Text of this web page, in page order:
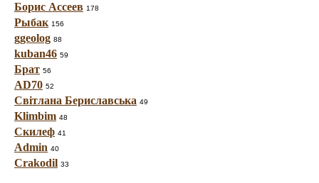
Борис Ассеев 178
Рыбак 156
ggeolog 88
kuban46 59
Брат 56
AD70 52
Світлана Бериславська 49
Klimbim 48
Скилеф 41
Admin 40
Crakodil 33